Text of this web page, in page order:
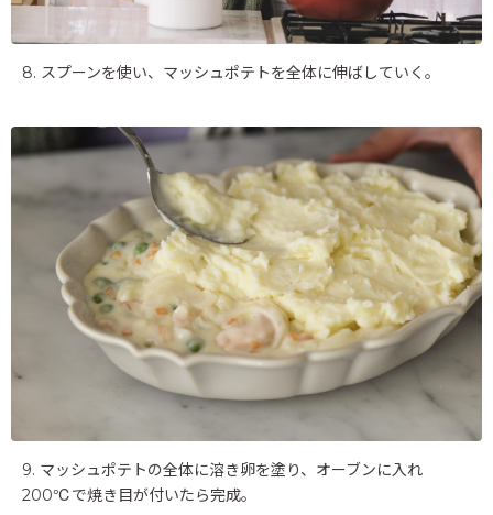
8. スプーンを使い、マッシュポテトを全体に伸ばしていく。
9. マッシュポテトの全体に溶き卵を塗り、オーブンに入れ
200℃で焼き目が付いたら完成。